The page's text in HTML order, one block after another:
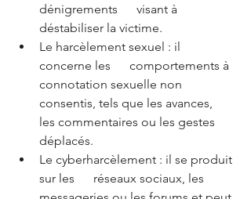
dénigrements      visant à
déstabiliser la victime.
Le harcèlement sexuel : il
concerne les      comportements à
connotation sexuelle non
consentis, tels que les avances,
les commentaires ou les gestes
déplacés.
Le cyberharcèlement : il se produit
sur les      réseaux sociaux, les